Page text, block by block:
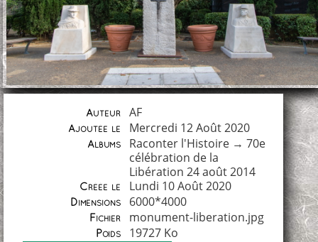
Auteur AF
Ajoutée le Mercredi 12 Août 2020
Albums Raconter l'Histoire→ 70e
célébration de la
Libération 24 août 2014
Créée le Lundi 10 Août 2020
Dimensions 6000*4000
Fichier monument-liberation.jpg
Poids 19727 Ko